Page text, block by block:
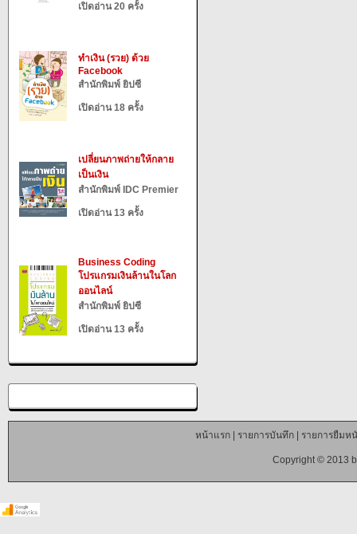
เปิดอ่าน 20 ครั้ง
ทำเงิน (รวย) ด้วย
Facebook
สำนักพิมพ์ ยิปซี
เปิดอ่าน 18 ครั้ง
เปลี่ยนภาพถ่ายให้กลาย
เป็นเงิน
สำนักพิมพ์ IDC Premier
เปิดอ่าน 13 ครั้ง
Business Coding
โปรแกรมเงินล้านในโลก
ออนไลน์
สำนักพิมพ์ ยิปซี
เปิดอ่าน 13 ครั้ง
หน้าแรก| รายการบันทึก| รายการยืมห
Copyright © 2013